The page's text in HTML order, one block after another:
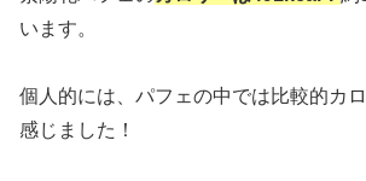
います。
個人的には、パフェの中では比較的カ
感じました！